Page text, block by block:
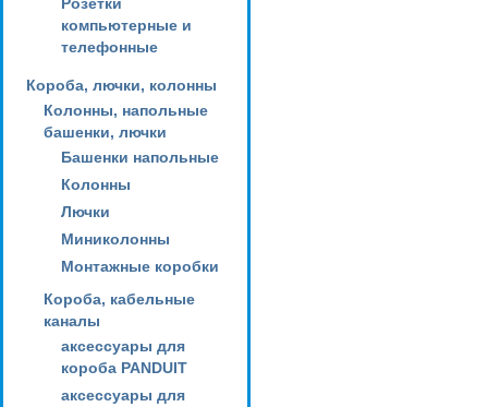
компьютерные и
телефонные
Короба, лючки, колонны
Колонны, напольные
башенки, лючки
Башенки напольные
Колонны
Лючки
Миниколонны
Монтажные коробки
Короба, кабельные
каналы
аксессуары для
короба PANDUIT
аксессуары для